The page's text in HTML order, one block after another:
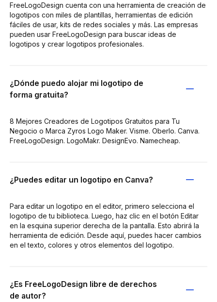
FreeLogoDesign cuenta con una herramienta de creación de
logotipos con miles de plantillas, herramientas de edición
fáciles de usar, kits de redes sociales y más. Las empresas
pueden usar FreeLogoDesign para buscar ideas de
logotipos y crear logotipos profesionales.
¿Dónde puedo alojar mi logotipo de
forma gratuita?
8 Mejores Creadores de Logotipos Gratuitos para Tu
Negocio o Marca Zyros Logo Maker. Visme. Oberlo. Canva.
FreeLogoDesign. LogoMakr. DesignEvo. Namecheap.
¿Puedes editar un logotipo en Canva?
Para editar un logotipo en el editor, primero selecciona el
logotipo de tu biblioteca. Luego, haz clic en el botón Editar
en la esquina superior derecha de la pantalla. Esto abrirá la
herramienta de edición. Desde aquí, puedes hacer cambios
en el texto, colores y otros elementos del logotipo.
¿Es FreeLogoDesign libre de derechos
de autor?